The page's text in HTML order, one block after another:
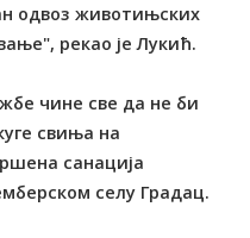
одвоз животињских
рекао је Лукић.
чине све да не би
свиња на
санација
селу Градац.